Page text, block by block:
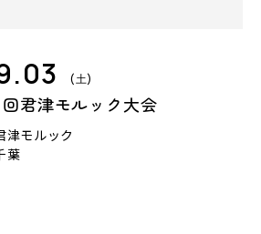
(土)
君津モルック大会
津モルック
葉